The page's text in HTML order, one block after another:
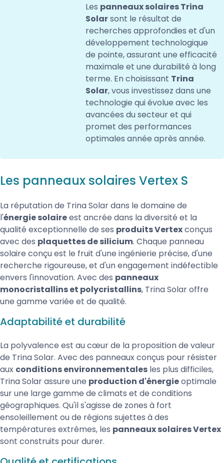
Les panneaux solaires Trina
Solarsont le résultat de
recherches approfondies et d'un
développement technologique
de pointe, assurant une efficacité
maximale et une durabilité à long
terme. En choisissant Trina
Solar, vous investissez dans une
technologie qui évolue avec les
avancées du secteur et qui
promet des performances
optimales année après année.
Les panneaux solaires Vertex S
La réputation de Trina Solar dans le domaine de
l'énergie solaireest ancrée dans la diversité et la
qualité exceptionnelle de ses produits Vertexconçus
avec des plaquettes de silicium. Chaque panneau
solaire conçu est le fruit d'une ingénierie précise, d'une
recherche rigoureuse, et d'un engagement indéfectible
envers l'innovation. Avec des panneaux
monocristallins et polycristallins, Trina Solar offre
une gamme variée et de qualité.
Adaptabilité et durabilité
La polyvalence est au cœur de la proposition de valeur
de Trina Solar. Avec des panneaux conçus pour résister
aux conditions environnementales les plus difficiles,
Trina Solar assure une production d'énergieoptimale
sur une large gamme de climats et de conditions
géographiques. Qu'il s'agisse de zones à fort
ensoleillement ou de régions sujettes à des
températures extrêmes, les panneaux solaires Vertex
sont construits pour durer.